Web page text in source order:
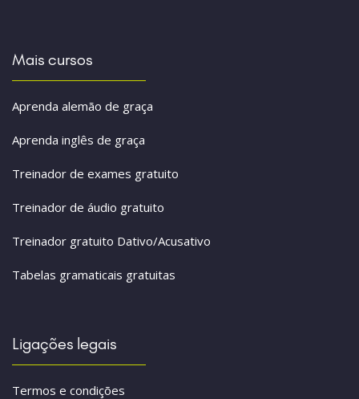
Mais cursos
Aprenda alemão de graça
Aprenda inglês de graça
Treinador de exames gratuito
Treinador de áudio gratuito
Treinador gratuito Dativo/Acusativo
Tabelas gramaticais gratuitas
Ligações legais
Termos e condições